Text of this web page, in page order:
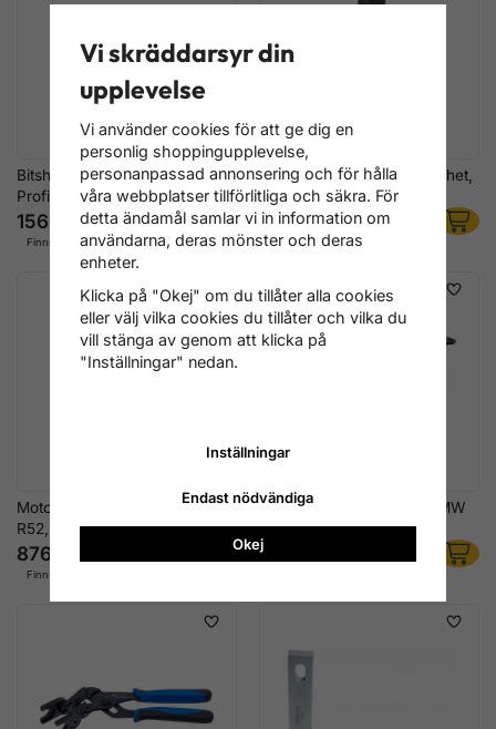
Bitshylsa BMW Topplock E-
Profil E12 150 mm
156 kr
Finns i lager
Mall för Oljeinsprutningsenhet,
som OEM 118510
1 356 kr
Finns i lager
Motorstöd Mini Cooper R50,
R52, R53
876 kr
Finns i lager
Vattenpumpshållare för BMW
M60, M62, M62TU
628 kr
Vi skräddarsyr din
upplevelse
Vi använder cookies för att ge dig en
personlig shoppingupplevelse,
personanpassad annonsering och för hålla
våra webbplatser tillförlitliga och säkra. För
detta ändamål samlar vi in information om
användarna, deras mönster och deras
enheter.
Klicka på "Okej" om du tillåter alla cookies
eller välj vilka cookies du tillåter och vilka du
vill stänga av genom att klicka på
"Inställningar" nedan.
Inställningar
Endast nödvändiga
Okej